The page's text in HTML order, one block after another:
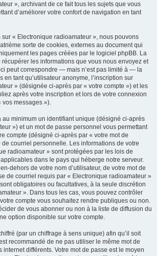
», archivant de ce fait tous les sujets que vous
d’améliorer votre confort de navigation en tant
sur « Electronique radioamateur », nous pouvons
sorte de cookies, externes au document qui
les pages créées par le logiciel phpBB. La
les informations que vous nous envoyez et
peut correspondre — mais n’est pas limité à — la
en tant qu’utilisateur anonyme, l’inscription sur
» (désignée ci-après par « votre compte ») et les
après votre inscription et lors de votre connexion
vos messages »).
au minimum un identifiant unique (désigné ci-après
») et un mot de passe personnel vous permettant
compte (désigné ci-après par « votre mot de
courriel personnelle. Les informations de votre
radioamateur » sont protégées par les lois de
dans le pays qui héberge notre serveur.
dehors de votre nom d’utilisateur, de votre mot de
de courriel requis par « Electronique radioamateur »
obligatoires ou facultatives, à la seule discrétion
». Dans tous les cas, vous pouvez contrôler
compte vous souhaitez rendre publiques ou non.
de vous abonner ou non à la liste de diffusion du
option disponible sur votre compte.
(par un chiffrage à sens unique) afin qu’il soit
recommandé de ne pas utiliser le même mot de
internet différents. Votre mot de passe est le moyen